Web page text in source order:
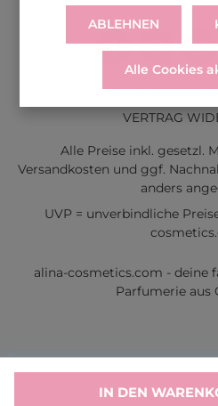
IN DEN
VERTRAG
Alle Preise inkl. gesetzl.
Versandkosten und ggf.
anders
UVP = unverbindliche
alina-cosmetics.com - deine
Parfumerie aus
ABLEHNEN
Alle Cookies